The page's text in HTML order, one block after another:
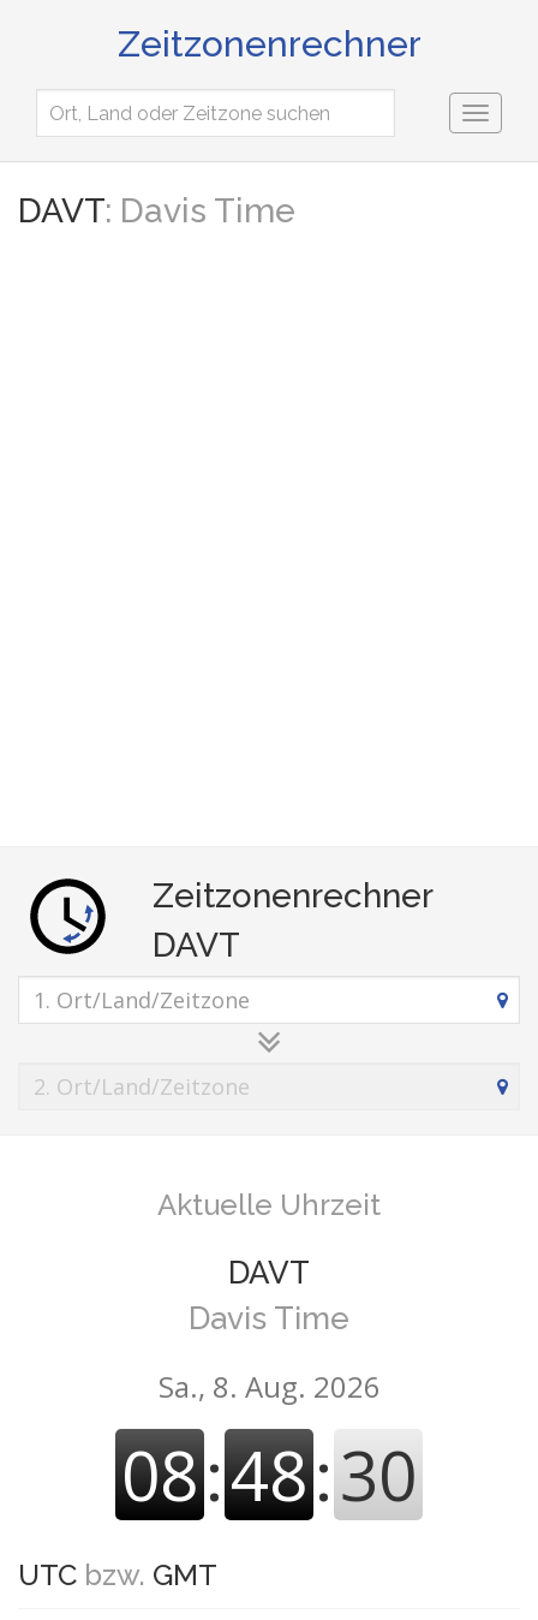
Zeitzonenrechner
Toggle
DAVT: Davis Time
Zeitzonenrechner
DAVT
Aktuelle Uhrzeit
DAVT
Davis Time
Sa., 8. Aug. 2026
08:48:30
UTC bzw. GMT